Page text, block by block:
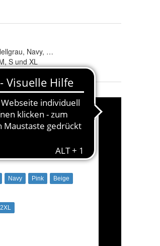
2XL, L, M, S und XL